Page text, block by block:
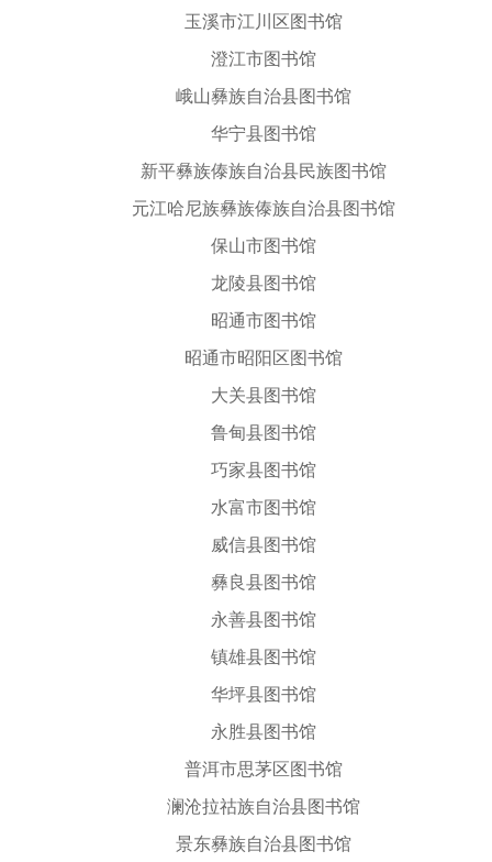
玉溪市江川区图书馆
澄江市图书馆
峨山彝族自治县图书馆
华宁县图书馆
新平彝族傣族自治县民族图书馆
元江哈尼族彝族傣族自治县图书馆
保山市图书馆
龙陵县图书馆
昭通市图书馆
昭通市昭阳区图书馆
大关县图书馆
鲁甸县图书馆
巧家县图书馆
水富市图书馆
威信县图书馆
彝良县图书馆
永善县图书馆
镇雄县图书馆
华坪县图书馆
永胜县图书馆
普洱市思茅区图书馆
澜沧拉祜族自治县图书馆
景东彝族自治县图书馆